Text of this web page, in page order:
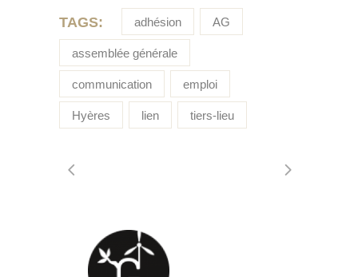
TAGS: adhésion AG
assemblée générale
communication emploi
Hyères lien tiers-lieu